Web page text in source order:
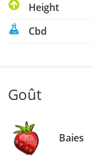
Height
Cbd
Goût
Baies